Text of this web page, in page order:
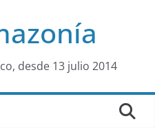
desde 13 julio 2014